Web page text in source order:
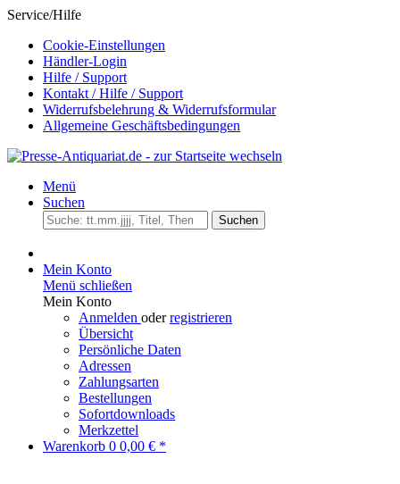
Service/Hilfe
Cookie-Einstellungen
Händler-Login
Hilfe / Support
Kontakt / Hilfe / Support
Widerrufsbelehrung & Widerrufsformular
Allgemeine Geschäftsbedingungen
Menü
Suchen
Suchen
Mein Konto
Menü schließen
Mein Konto
Anmelden oderregistrieren
Übersicht
Persönliche Daten
Adressen
Zahlungsarten
Bestellungen
Sofortdownloads
Merkzettel
Warenkorb 0 0,00 € *